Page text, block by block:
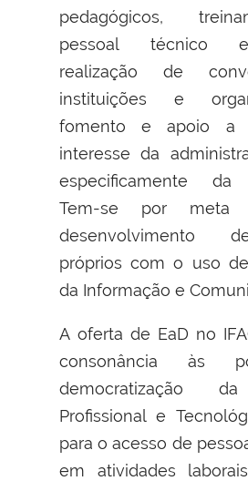
pedagógicos,
pessoal técnico
realização de
instituições e
fomento e apoio a
interesse da
especificamente da
Tem-se por meta
desenvolvimento
próprios com o uso
da Informação e
A oferta de EaD no
consonância às
democratização
Profissional e
para o acesso de
em atividades